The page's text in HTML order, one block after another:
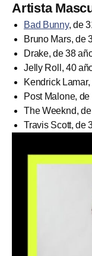
Artista
Bad Bunny, de
Bruno Mars, de
Drake, de 38
Jelly Roll, 40
Kendrick
Post Malone,
The Weeknd,
Travis Scott, de